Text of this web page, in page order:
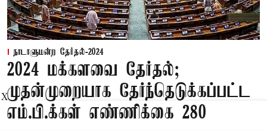
நாடாளுமன்ற தேர்தல்-2024
2024 மக்களவை தேர்தல்;
முதன்முறையாக தேர்ந்தெடுக்கப்பட்ட
எம்.பி.க்கள் எண்ணிக்கை 280
X